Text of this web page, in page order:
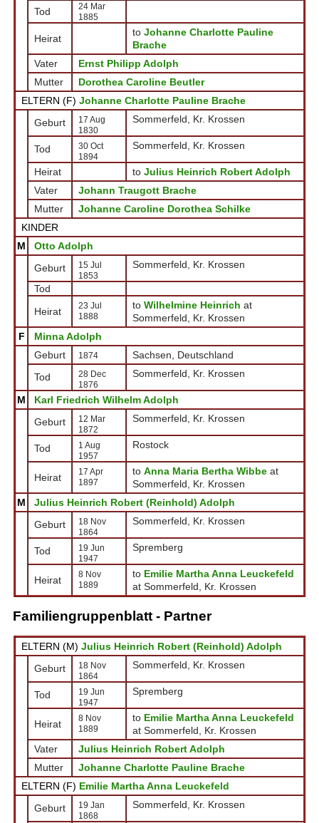
Tod
24 Mar
1885
Heirat
to Johanne Charlotte Pauline
Brache
Vater
Ernst Philipp Adolph
Mutter
Dorothea Caroline Beutler
ELTERN (F) Johanne Charlotte Pauline Brache
Geburt
17 Aug
1830
Sommerfeld, Kr. Krossen
Tod
30 Oct
1894
Sommerfeld, Kr. Krossen
Heirat to Julius Heinrich Robert Adolph
Vater
Johann Traugott Brache
Mutter
Johanne Caroline Dorothea Schilke
KINDER
M
Otto Adolph
Geburt
15 Jul
1853
Sommerfeld, Kr. Krossen
Tod
Heirat
23 Jul
1888
to Wilhelmine Heinrich at
Sommerfeld, Kr. Krossen
F
Minna Adolph
Geburt
1874
Sachsen, Deutschland
Tod
28 Dec
1876
Sommerfeld, Kr. Krossen
M
Karl Friedrich Wilhelm Adolph
Geburt
12 Mar
1872
Sommerfeld, Kr. Krossen
Tod
1 Aug
1957
Rostock
Heirat
17 Apr
1897
to Anna Maria Bertha Wibbe at
Sommerfeld, Kr. Krossen
M
Julius Heinrich Robert (Reinhold) Adolph
Geburt
18 Nov
1864
Sommerfeld, Kr. Krossen
Tod
19 Jun
1947
Spremberg
Heirat
8 Nov
1889
to Emilie Martha Anna Leuckefeld
at Sommerfeld, Kr. Krossen
Familiengruppenblatt - Partner
ELTERN (M) Julius Heinrich Robert (Reinhold) Adolph
Geburt
18 Nov
1864
Sommerfeld, Kr. Krossen
Tod
19 Jun
1947
Spremberg
Heirat
8 Nov
1889
to Emilie Martha Anna Leuckefeld
at Sommerfeld, Kr. Krossen
Vater
Julius Heinrich Robert Adolph
Mutter
Johanne Charlotte Pauline Brache
ELTERN (F) Emilie Martha Anna Leuckefeld
Geburt
19 Jan
1868
Sommerfeld, Kr. Krossen